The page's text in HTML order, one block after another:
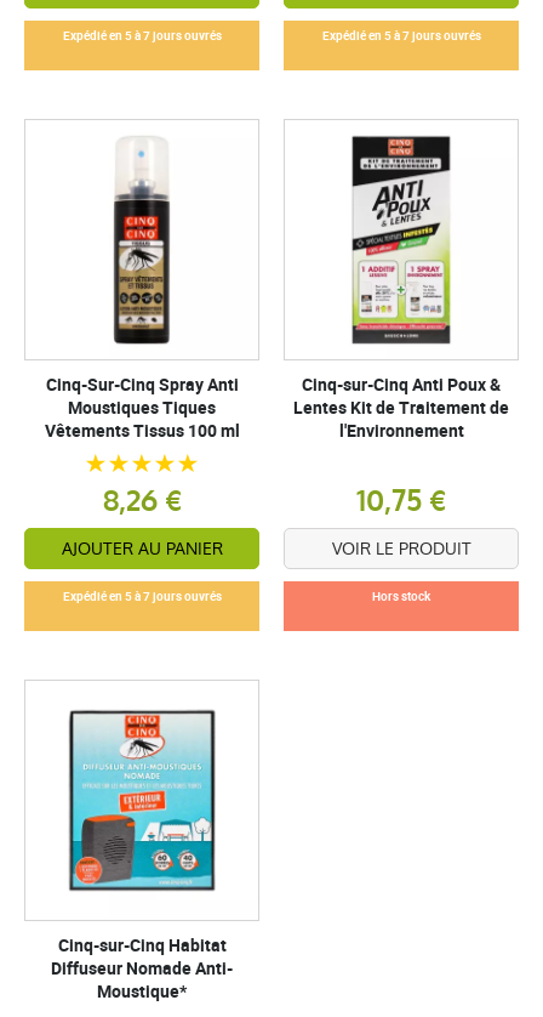
Expédié en 5 à 7 jours ouvrés Expédié en 5 à 7 jours ouvrés
Cinq-Sur-Cinq Spray Anti
Moustiques Tiques
Vêtements Tissus 100 ml
8,26 €
AJOUTER AU PANIER
Expédié en 5 à 7 jours ouvrés
Cinq-sur-Cinq Anti Poux &
Lentes Kit de Traitement de
l'Environnement
10,75 €
VOIR LE PRODUIT
Hors stock
Cinq-sur-Cinq Habitat
Diffuseur Nomade Anti-
Moustique*